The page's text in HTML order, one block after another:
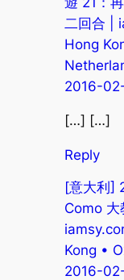
二回合 |
Hong
2016-
[…] […]
Reply
[意大利]
Como 大
Kong •
2016-